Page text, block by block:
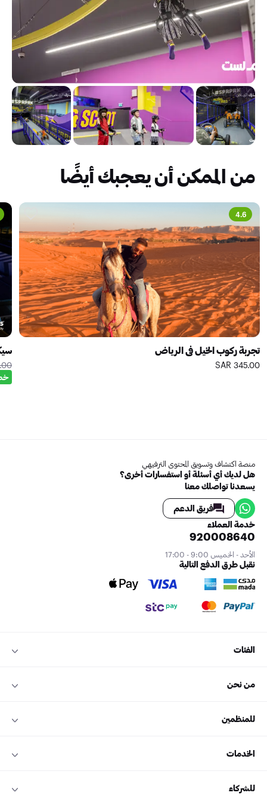
من الممكن أن يعجبك أيضًا
4.6
تجربة ركوب الخيل في الرياض
345.00 SAR
SAR
منصة اكتشاف وتسويق المحتوى الترفيهي
هل لديك أي أسئلة أو استفسارات أخرى؟
يسعدنا تواصلك معنا
فريق الدعم
خدمة العملاء
920008640
الأحد - الخميس 9:00 - 17:00
نقبل طرق الدفع التالية
الفئات
من نحن
للمنظمين
الخدمات
للشركاء